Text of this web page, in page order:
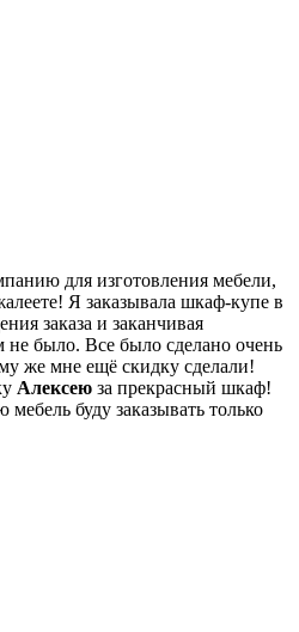
для изготовления мебели,
Я заказывала шкаф-купе в
заказа и заканчивая
было. Все было сделано очень
же мне ещё скидку сделали!
Алексею за прекрасный шкаф!
буду заказывать только